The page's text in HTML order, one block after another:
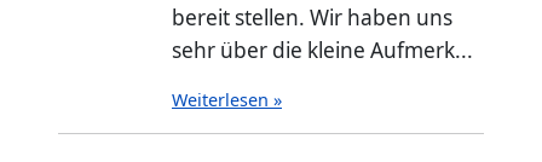
bereit stellen. Wir haben uns
sehr über die kleine Aufmerk...
Weiterlesen »